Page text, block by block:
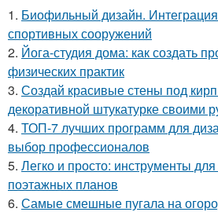
1. Биофильный дизайн.
спортивных сооружений
2. Йога-студия дома: как создать
физических практик
3. Создай красивые стены под
декоративной штукатурке своими
4. ТОП-7 лучших программ для
выбор профессионалов
5. Легко и просто: инструменты
поэтажных планов
6. Самые смешные пугала на